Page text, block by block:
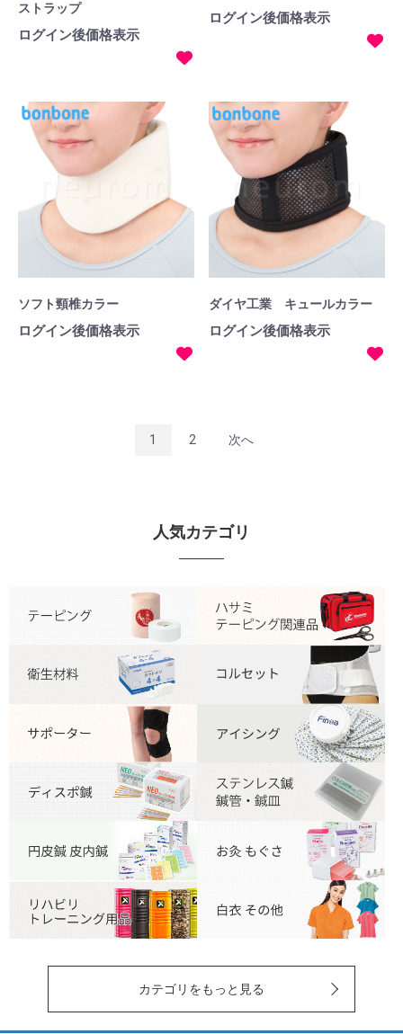
ストラップ
ログイン後価格表示
ログイン後価格表示
ソフト頸椎カラー
ログイン後価格表示
ダイヤ工業 キュールカラー
ログイン後価格表示
1 2 次へ
人気カテゴリ
カテゴリをもっと見る